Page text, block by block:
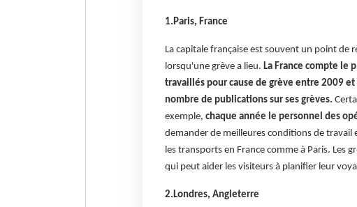
1.Paris, France
La capitale française est souvent un point
lorsqu'une grève a lieu. La France compte le
travaillés pour cause de grève entre 2009 et
nombre de publications sur ses grèves.
exemple, chaque année le personnel des
demander de meilleures conditions de
les transports en France comme à Paris. Les
qui peut aider les visiteurs à planifier leur
2.Londres, Angleterre